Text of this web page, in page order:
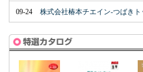
09-24 株式会社椿本チエイン-つばき